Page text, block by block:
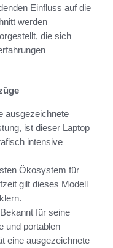
Einfluss auf die
werden
die sich
ausgezeichnete
ist dieser Laptop
intensive
Ökosystem für
gilt dieses Modell
für seine
und portablen
eine ausgezeichnete